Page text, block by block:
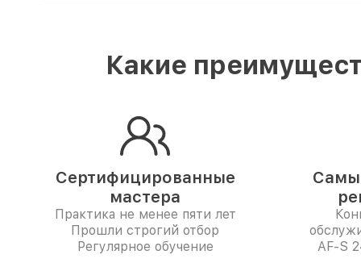
Какие
Сертифицированные
мастера
Практика не менее пяти лет
Прошли строгий отбор
Регулярное обучение
AF-S